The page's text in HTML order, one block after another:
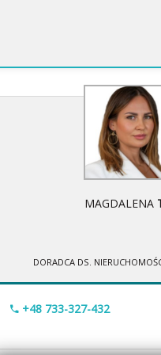
MAGDALENA
DORADCA DS.
+48 733-327-432